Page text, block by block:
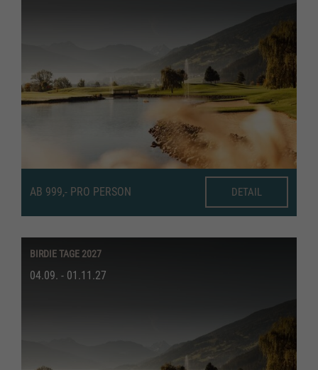
AB 999,- PRO PERSON DETAIL
BIRDIE TAGE 2027
04.09. - 01.11.27